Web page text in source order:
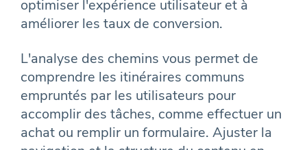
optimiser l'expérience utilisateur et à
améliorer les taux de conversion.
L'analyse des chemins vous permet de
comprendre les itinéraires communs
empruntés par les utilisateurs pour
accomplir des tâches, comme effectuer un
achat ou remplir un formulaire. Ajuster la